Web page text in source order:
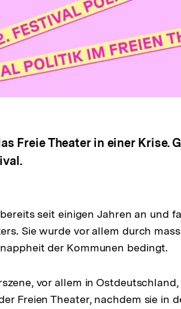
Freie Theater in einer Krise.
seit einigen Jahren an und
Sie wurde vor allem durch
der Kommunen bedingt.
vor allem in
Freien Theater, nachdem sie in